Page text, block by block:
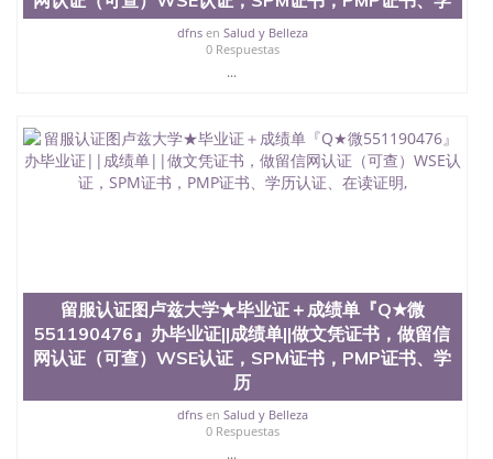
dfnsen Salud y Belleza
0 Respuestas
...
留服认证图卢兹大学★毕业证＋成绩单『Q★微
551190476』办毕业证||成绩单||做文凭证书，做留信
网认证（可查）WSE认证，SPM证书，PMP证书、学
历
dfnsen Salud y Belleza
0 Respuestas
...